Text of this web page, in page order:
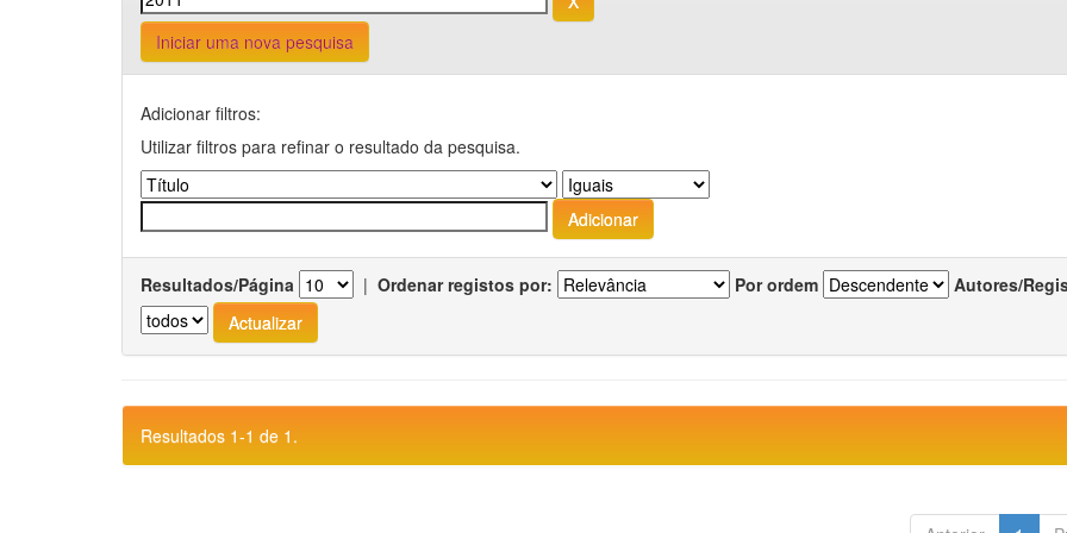
Iniciar uma nova pesquisa
Adicionar filtros:
Utilizar filtros para refinar o resultado da pesquisa.
Resultados/Página | Ordenar registos por: Por ordem Autores/
Resultados 1-1 de 1.